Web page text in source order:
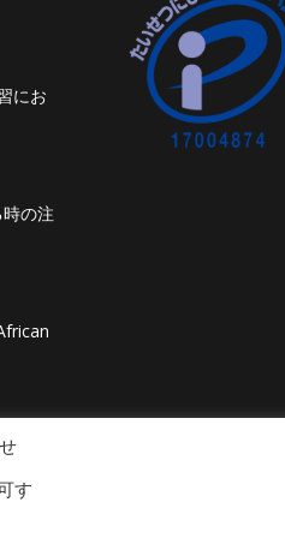
にお
の注
す